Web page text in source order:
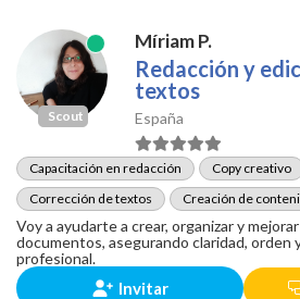
Scout
Míriam P.
Redacción y
textos
España
Capacitación en redacción Copy creativo
Corrección de textos
Creación de
Voy a ayudarte a crear, organizar y
documentos, asegurando claridad, orden
profesional.
Invitar